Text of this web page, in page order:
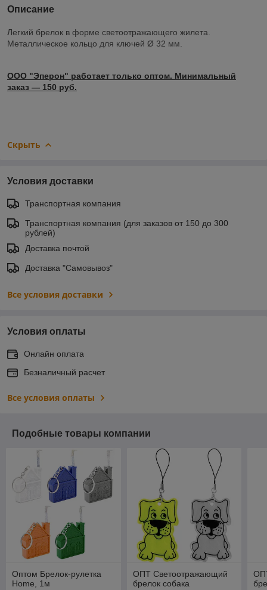
Описание
Легкий брелок в форме светоотражающего жилета.
Металлическое кольцо для ключей Ø 32 мм.
ООО "Эперон" работает только оптом. Минимальный
заказ ― 150 руб.
Скрыть
Условия доставки
Транспортная компания
Транспортная компания (для заказов от 150 до 300
рублей)
Доставка почтой
Доставка "Самовывоз"
Все условия доставки
Условия оплаты
Онлайн оплата
Безналичный расчет
Все условия оплаты
Подобные товары компании
Оптом Брелок-рулетка
Home, 1м
ОПТ Светоотражающий
брелок собака